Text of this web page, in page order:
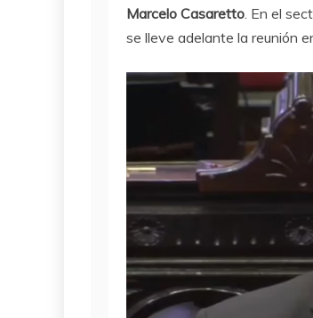
Marcelo Casaretto. En el
se lleve adelante la reunión